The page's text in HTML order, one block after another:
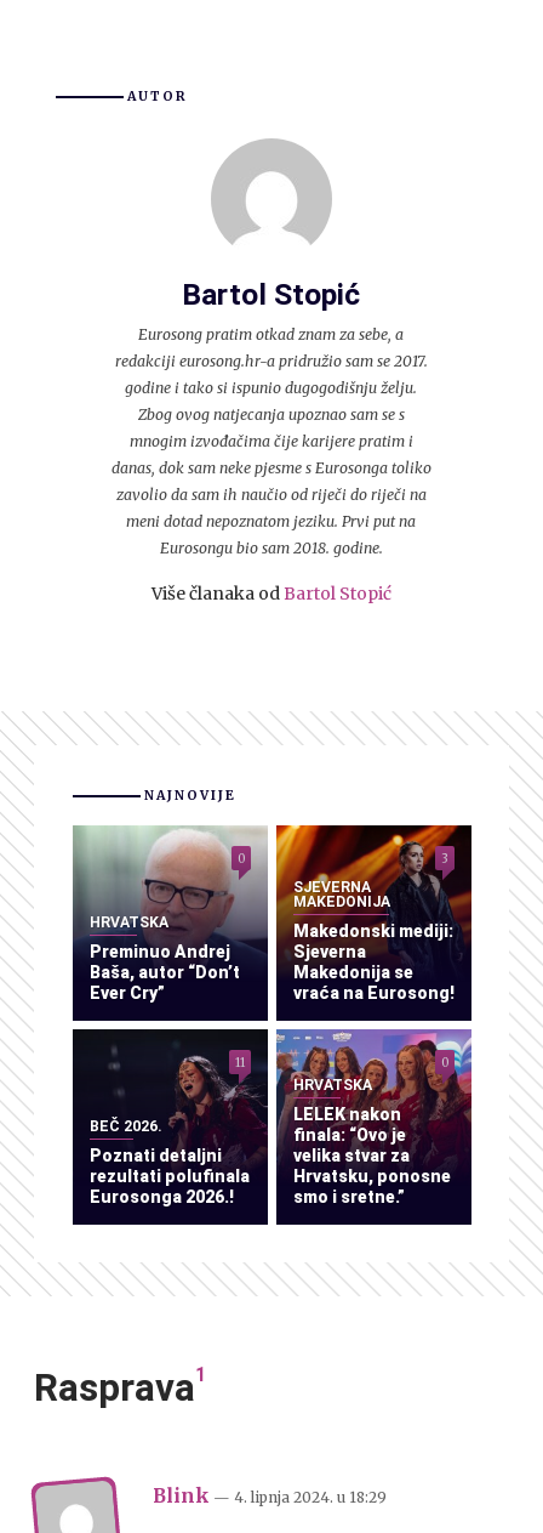
AUTOR
Bartol Stopić
Eurosong pratim otkad znam za sebe, a
redakciji eurosong.hr-a pridružio sam se 2017.
godine i tako si ispunio dugogodišnju želju.
Zbog ovog natjecanja upoznao sam se s
mnogim izvođačima čije karijere pratim i
danas, dok sam neke pjesme s Eurosonga toliko
zavolio da sam ih naučio od riječi do riječi na
meni dotad nepoznatom jeziku. Prvi put na
Eurosongu bio sam 2018. godine.
Više članaka odBartol Stopić
NAJNOVIJE
HRVATSKA
Preminuo Andrej
Baša, autor “Don’t
Ever Cry”
0
SJEVERNA
MAKEDONIJA
Makedonski mediji:
Sjeverna
Makedonija se
vraća na Eurosong!
3
BEČ 2026.
Poznati detaljni
rezultati polufinala
Eurosonga 2026.!
11
HRVATSKA
LELEK nakon
finala: “Ovo je
velika stvar za
Hrvatsku, ponosne
smo i sretne.”
0
Rasprava1
Blink — 4. lipnja 2024. u 18:29